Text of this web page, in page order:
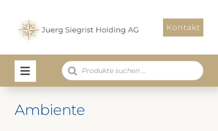
springen
Kontakt
Products
search
Ambiente